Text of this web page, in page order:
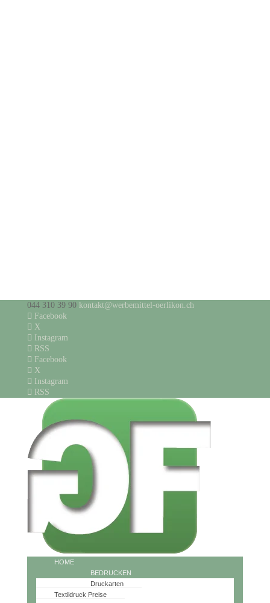
044 310 39 90 kontakt@werbemittel-oerlikon.ch
Facebook
X
Instagram
RSS
Facebook
X
Instagram
RSS
HOME
BEDRUCKEN
Druckarten
Textildruck Preise